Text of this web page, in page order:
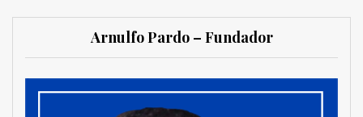
Arnulfo Pardo – Fundador